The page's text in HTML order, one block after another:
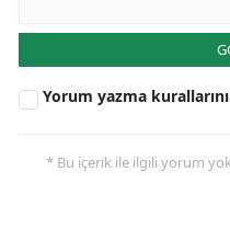
Yorum yazma kurallarını
* Bu içerik ile ilgili yorum